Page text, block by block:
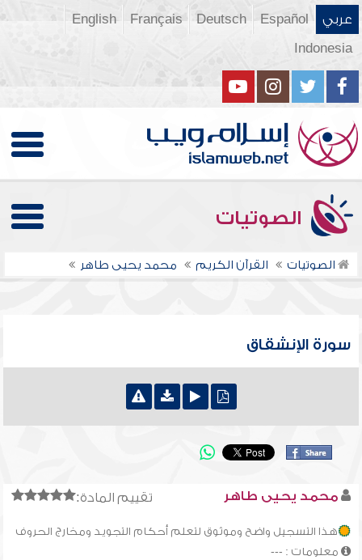
عربي Español
Deutsch
Français
English
Indonesia
الصوتيات
الصوتيات القرآن الكريم محمد يحيى طاهر
سورة الإنشقاق
تقييم المادة: محمد يحيى طاهر
هذا التسجيل واضح وموثوق لتعلم أحكام التجويد ومخارج الحروف
معلومات : ---